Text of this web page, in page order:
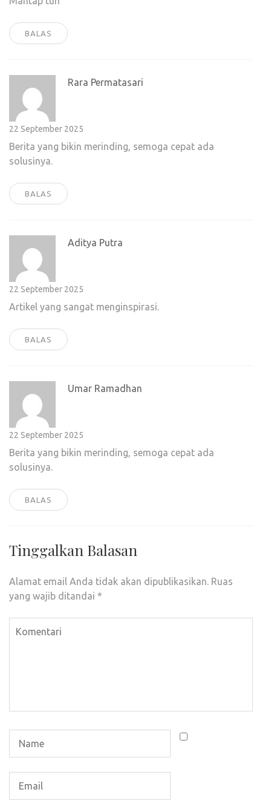
BALAS
Rara Permatasari
22 September 2025
Berita yang bikin merinding, semoga cepat ada
solusinya.
BALAS
Aditya Putra
22 September 2025
Artikel yang sangat menginspirasi.
BALAS
Umar Ramadhan
22 September 2025
Berita yang bikin merinding, semoga cepat ada
solusinya.
BALAS
Tinggalkan Balasan
Alamat email Anda tidak akan dipublikasikan. Ruas
yang wajib ditandai *